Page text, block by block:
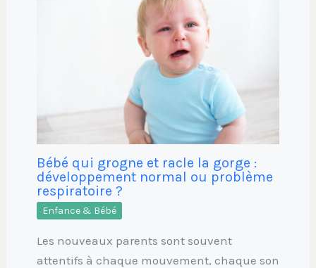
Bébé qui grogne et racle la gorge :
développement normal ou problème
respiratoire ?
Enfance & Bébé
Les nouveaux parents sont souvent
attentifs à chaque mouvement, chaque son